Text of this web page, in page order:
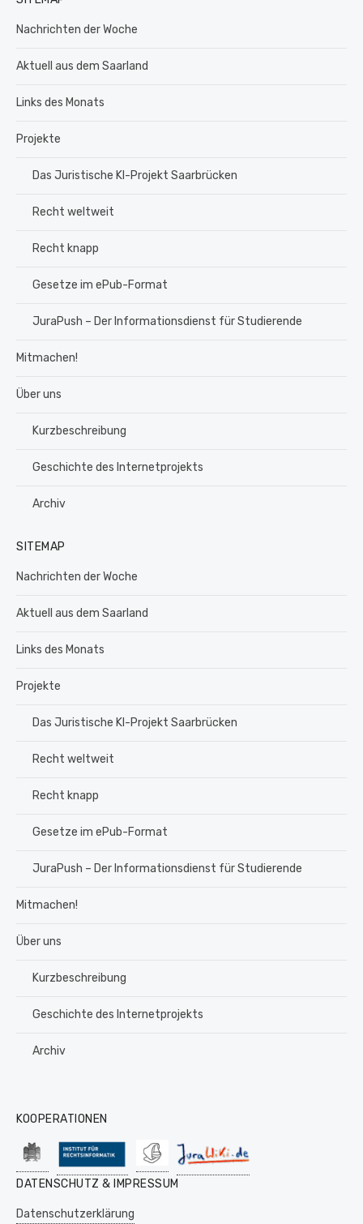
Nachrichten der Woche
Aktuell aus dem Saarland
Links des Monats
Projekte
Das Juristische KI-Projekt Saarbrücken
Recht weltweit
Recht knapp
Gesetze im ePub-Format
JuraPush – Der Informationsdienst für Studierende
Mitmachen!
Über uns
Kurzbeschreibung
Geschichte des Internetprojekts
Archiv
SITEMAP
Nachrichten der Woche
Aktuell aus dem Saarland
Links des Monats
Projekte
Das Juristische KI-Projekt Saarbrücken
Recht weltweit
Recht knapp
Gesetze im ePub-Format
JuraPush – Der Informationsdienst für Studierende
Mitmachen!
Über uns
Kurzbeschreibung
Geschichte des Internetprojekts
Archiv
KOOPERATIONEN
DATENSCHUTZ & IMPRESSUM
Datenschutzerklärung